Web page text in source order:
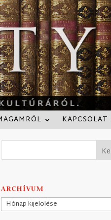
KAPCSOLAT
ARCHÍVUM
Archívum